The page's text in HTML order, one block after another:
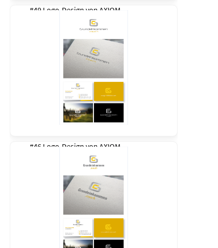
#49 Logo-Design von AXIOM
#46 Logo-Design von AXIOM